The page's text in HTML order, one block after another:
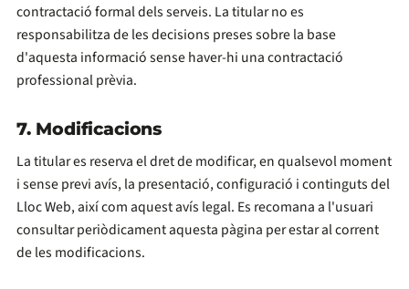
contractació formal dels serveis. La titular no es
responsabilitza de les decisions preses sobre la base
d'aquesta informació sense haver-hi una contractació
professional prèvia.
7. Modificacions
La titular es reserva el dret de modificar, en qualsevol moment
i sense previ avís, la presentació, configuració i continguts del
Lloc Web, així com aquest avís legal. Es recomana a l'usuari
consultar periòdicament aquesta pàgina per estar al corrent
de les modificacions.